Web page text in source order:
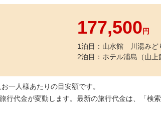
177,500 円
1泊目：山水館 川湯みど
2泊目：ホテル浦島（山上
一人様あたりの目安額です。
行代金が変動します。最新の旅行代金は、「検